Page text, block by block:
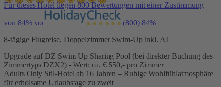
Für dieses Hotel liegen 800 Bewertungen mit einer Zustimmung
von 84% vor (800) 84%
8-tägige Flugreise, Doppelzimmer Swim-Up inkl. AI
Upgrade auf DZ Swim Up Sharing Pool (bei direkter Buchung des
Zimmertyps DZX2) - Wert: ca. € 550,- pro Zimmer
Adults Only Stil-Hotel ab 16 Jahren – Ruhige Wohlfühlatmosphäre
für erholsame Urlaubstage zu zweit